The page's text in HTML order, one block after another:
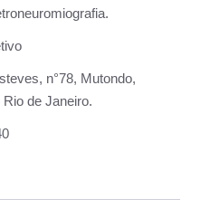
n°78, Mutondo,
de Janeiro.